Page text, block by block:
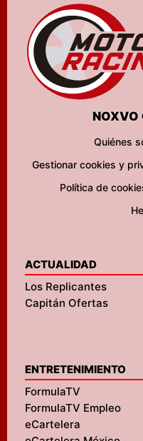
Quiénes
Gestionar cookies y
Política de
ACTUALIDAD
Los Replicantes
Capitán Ofertas
ENTRETENIMIENTO
FormulaTV
FormulaTV Empleo
eCartelera